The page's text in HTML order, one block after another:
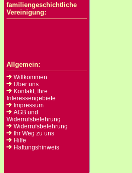
familiengeschichtliche
Vereinigung:
Allgemein:
Willkommen
Über uns
Kontakt, Ihre
Interessengebiete
Impressum
AGB und
Widerrufsbelehrung
Widerrufsbelehrung
Ihr Weg zu uns
Hilfe
Haftungshinweis